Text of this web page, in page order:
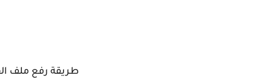
طريقة رفع ملف